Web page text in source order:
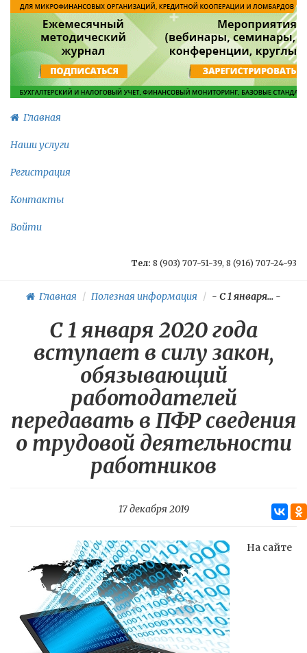
Главная
Наши услуги
Регистрация
Контакты
Войти
Тел: 8 (903) 707-51-39, 8 (916) 707-24-93
Главная Полезная информация - С 1 января... -
С 1 января 2020 года
вступает в силу закон,
обязывающий
работодателей
передавать в ПФР сведения
о трудовой деятельности
работников
17 декабря 2019
На сайте